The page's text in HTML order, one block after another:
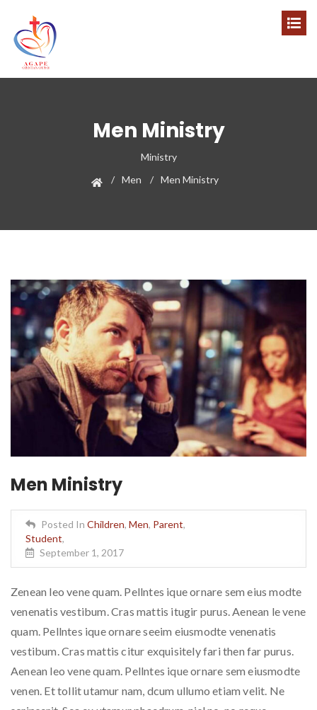
Men Ministry
Ministry
Men
Men Ministry
Men Ministry
Posted In Children, Men, Parent,
Student,
September 1, 2017
Zenean leo vene quam. Pellntes ique ornare sem eius modte
venenatis vestibum. Cras mattis itugir purus. Aenean le vene
quam. Pellntes ique ornare seeim eiusmodte venenatis
vestibum. Cras mattis citur exquisitely fari then far purus.
Aenean leo vene quam. Pellntes ique ornare sem eiusmodte
venen. Et tollit utamur nam, dcum ullumo etiam velit. Ne